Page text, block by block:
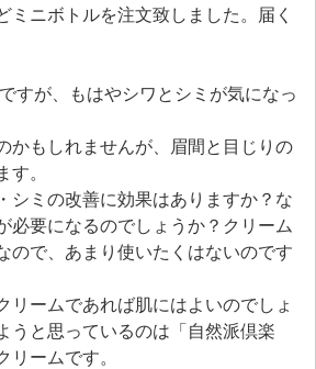
)制度
ミニボトルを注文致しました。届く
すが、もはやシワとシミが気になっ
かもしれませんが、眉間と目じりの
。
シミの改善に効果はありますか？な
必要になるのでしょうか？クリーム
ので、あまり使いたくはないのです
リームであれば肌にはよいのでしょ
うと思っているのは「自然派倶楽
ームです。